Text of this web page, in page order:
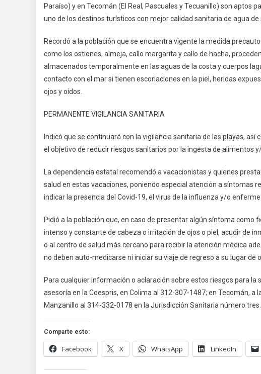
Paraíso) y en Tecomán (El Real, Pascuales y Tecuanillo) son aptos
uno de los destinos turísticos con mejor calidad sanitaria de agua de
Recordó a la población que se encuentra vigente la medida
como los ostiones, almeja, callo margarita y callo de hacha,
almacenados temporalmente en las aguas de la costa y cuerpos
contacto con el mar si tienen escoriaciones en la piel, heridas
ojos y oídos.
PERMANENTE VIGILANCIA SANITARIA
Indicó que se continuará con la vigilancia sanitaria de las playas,
el objetivo de reducir riesgos sanitarios por la ingesta de alimentos
La dependencia estatal recomendó a vacacionistas y quienes
salud en estas vacaciones, poniendo especial atención a síntomas
indicar la presencia del Covid-19, el virus de la influenza y/o
Pidió a la población que, en caso de presentar algún síntoma como
intenso y constante de cabeza o irritación de ojos o piel, acudir de
o al centro de salud más cercano para recibir la atención médica
no deben auto-medicarse ni iniciar su viaje de regreso a su lugar de
Para cualquier información o aclaración sobre estos riesgos para la
asesoría en la Coespris, en Colima al 312-307-1487; en Tecomán,
Manzanillo al 314-332-0178 en la Jurisdicción Sanitaria número tres.
Comparte esto:
Facebook X WhatsApp LinkedIn